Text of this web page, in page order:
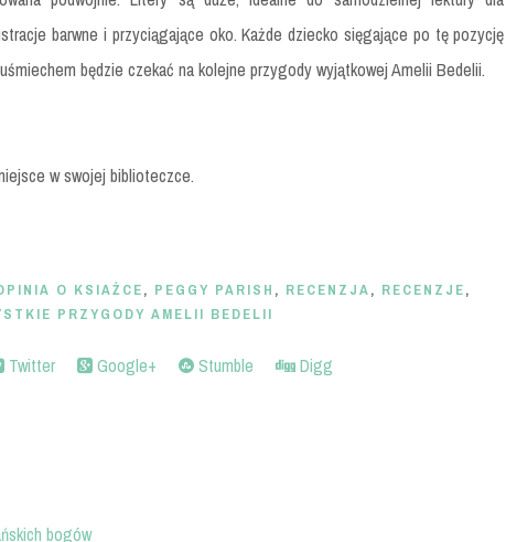
barwne i przyciągające oko. Każde dziecko sięgające po tę pozycję
będzie czekać na kolejne przygody wyjątkowej Amelii Bedelii.
w swojej biblioteczce.
O KSIAŻCE, PEGGY PARISH , RECENZJA, RECENZJE,
PRZYGODY AMELII BEDELII
Twitter Google+ Stumble Digg
bogów